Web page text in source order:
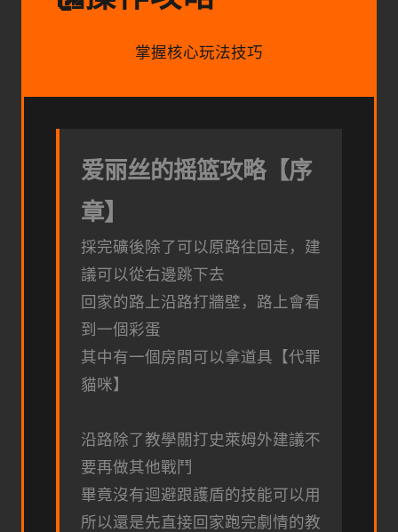
掌握核心玩法技巧
爱丽丝的摇篮攻略【序
章】
採完礦後除了可以原路往回走，建
議可以從右邊跳下去
回家的路上沿路打牆壁，路上會看
到一個彩蛋
其中有一個房間可以拿道具【代罪
貓咪】
沿路除了教學關打史萊姆外建議不
要再做其他戰鬥
畢竟沒有迴避跟護盾的技能可以用
所以還是先直接回家跑完劇情的教